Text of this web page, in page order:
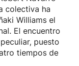
colectiva ha
Williams el
El encuentro
puesto
tiempos de